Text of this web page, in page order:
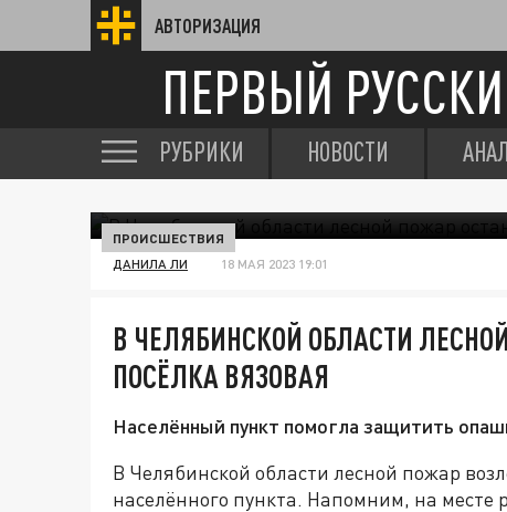
АВТОРИЗАЦИЯ
ПЕРВЫЙ
РУБРИКИ НОВОСТИ
ПРОИСШЕСТВИЯ
ДАНИЛА ЛИ 18 МАЯ 2023 19:01
В ЧЕЛЯБИНСКОЙ ОБЛАСТИ
ПОСЁЛКА ВЯЗОВАЯ
Населённый пункт помогла защитить
В Челябинской области лесной пожар
населённого пункта. Напомним, на